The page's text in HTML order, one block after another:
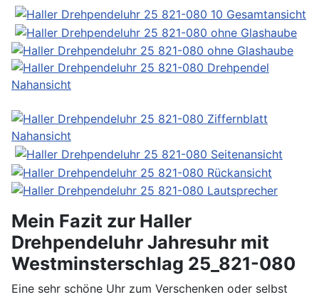
Mein Fazit zur Haller
Drehpendeluhr Jahresuhr mit
Westminsterschlag 25_821-080
Eine sehr schöne Uhr zum Verschenken oder selbst